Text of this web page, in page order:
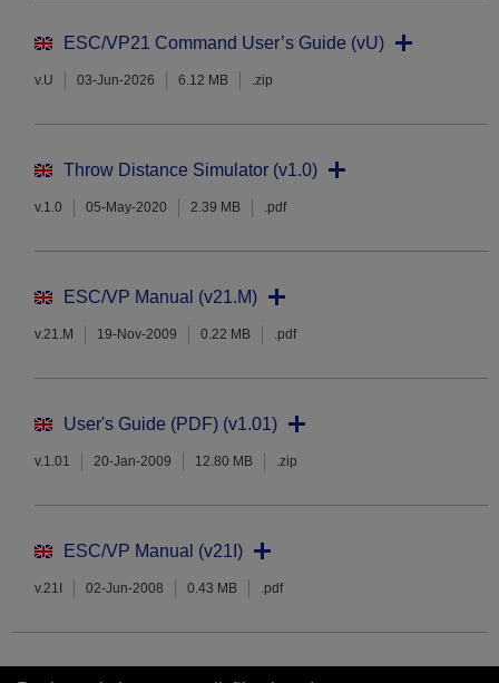
ESC/VP21 Command User’s Guide (vU)
v.U 03-Jun-2026 6.12 MB .zip
Throw Distance Simulator (v1.0)
v.1.0 05-May-2020 2.39 MB .pdf
ESC/VP Manual (v21.M)
v.21.M 19-Nov-2009 0.22 MB .pdf
User's Guide (PDF) (v1.01)
v.1.01 20-Jan-2009 12.80 MB .zip
ESC/VP Manual (v21I)
v.21I 02-Jun-2008 0.43 MB .pdf